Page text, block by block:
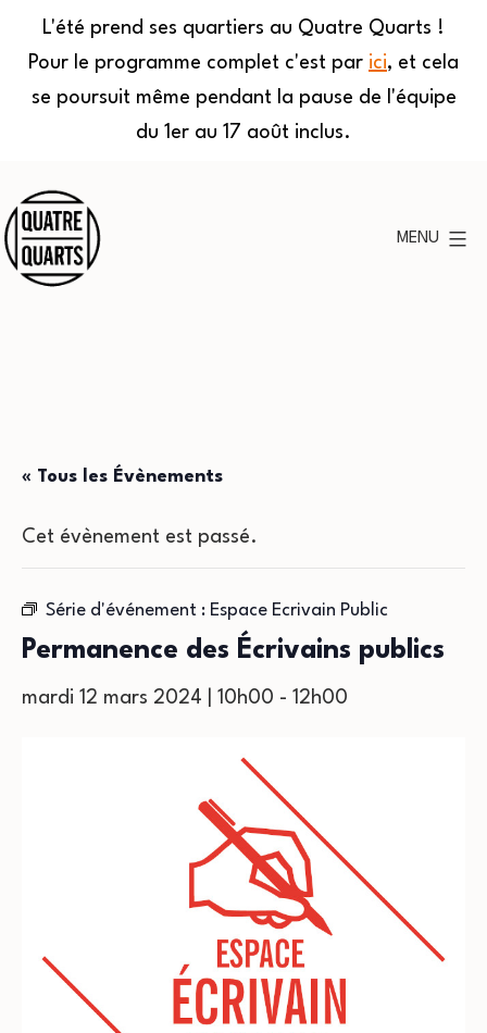
L'été prend ses quartiers au Quatre Quarts !
Pour le programme complet c'est par ici, et cela
se poursuit même pendant la pause de l'équipe
du 1er au 17 août inclus.
au
contenu
MENU
« Tous les Évènements
Cet évènement est passé.
Série d'événement : Espace Ecrivain Public
Permanence des Écrivains publics
mardi 12 mars 2024 | 10h00 - 12h00